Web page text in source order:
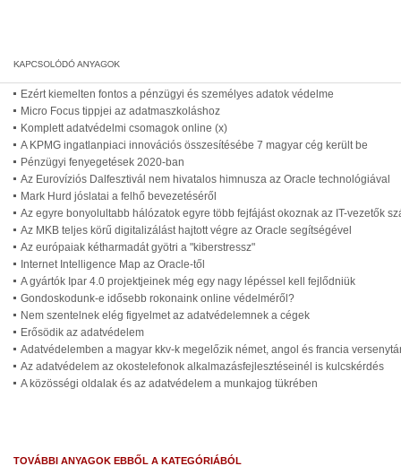
Ezért kiemelten fontos a pénzügyi és személyes adatok védelme
Micro Focus tippjei az adatmaszkoláshoz
Komplett adatvédelmi csomagok online (x)
A KPMG ingatlanpiaci innovációs összesítésébe 7 magyar cég került be
Pénzügyi fenyegetések 2020-ban
Az Eurovíziós Dalfesztivál nem hivatalos himnusza az Oracle technológiával
Mark Hurd jóslatai a felhő bevezetéséről
Az egyre bonyolultabb hálózatok egyre több fejfájást okoznak az IT-vezetők
Az MKB teljes körű digitalizálást hajtott végre az Oracle segítségével
Az európaiak kétharmadát gyötri a "kiberstressz"
Internet Intelligence Map az Oracle-től
A gyártók Ipar 4.0 projektjeinek még egy nagy lépéssel kell fejlődniük
Gondoskodunk-e idősebb rokonaink online védelméről?
Nem szentelnek elég figyelmet az adatvédelemnek a cégek
Erősödik az adatvédelem
Adatvédelemben a magyar kkv-k megelőzik német, angol és francia
Az adatvédelem az okostelefonok alkalmazásfejlesztéseinél is kulcskérdés
A közösségi oldalak és az adatvédelem a munkajog tükrében
TOVÁBBI ANYAGOK EBBŐL A KATEGÓRIÁBÓL